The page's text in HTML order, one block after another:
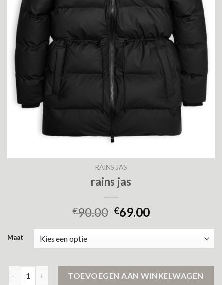
RAINS JAS
rains jas
€90.00 €69.00
Maat
TOEVOEGEN AAN WINKELWAGEN